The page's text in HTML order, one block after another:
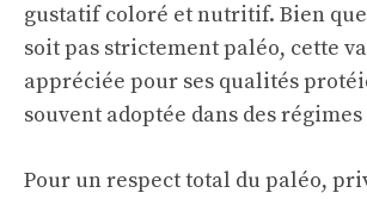
gustatif coloré et nutritif. Bien
soit pas strictement paléo, cette
appréciée pour ses qualités
souvent adoptée dans des
Pour un respect total du paléo,